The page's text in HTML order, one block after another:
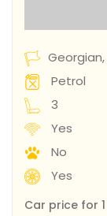
Georgian,
Petrol
3
Yes
No
Yes
Car price for 1